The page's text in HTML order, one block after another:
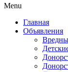
Menu
Главная
Объявления